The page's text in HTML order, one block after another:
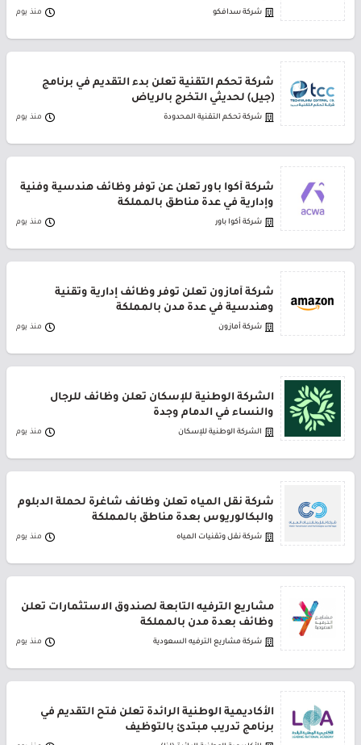
شركة سدافكو منذ يوم
شركة تحكم التقنية تعلن بدء التقديم في برنامج
(جيل) لحديثي التخرج بالرياض
شركة تحكم التقنية المحدودة منذ يوم
شركة أكوا باور تعلن عن توفر وظائف هندسية وفنية
وإدارية في عدة مناطق بالمملكة
شركة أكوا باور منذ يوم
شركة أمازون تعلن توفر وظائف إدارية وتقنية
وهندسية في عدة مدن بالمملكة
شركة أمازون منذ يوم
الشركة الوطنية للإسكان تعلن وظائف للرجال
والنساء في الدمام وجدة
الشركة الوطنية للإسكان منذ يوم
شركة نقل المياه تعلن وظائف شاغرة لحملة الدبلوم
والبكالوريوس بعدة مناطق بالمملكة
شركة نقل وتقنيات المياه منذ يوم
مشاريع الترفيه التابعة لصندوق الاستثمارات تعلن
وظائف بعدة مدن بالمملكة
شركة مشاريع الترفيه السعودية منذ يوم
الأكاديمية الوطنية الرائدة تعلن فتح التقديم في
برنامج تدريب مبتدئ بالتوظيف